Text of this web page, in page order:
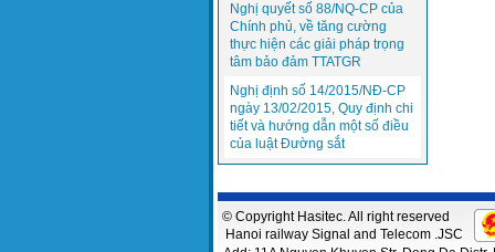
Nghị quyết số 88/NQ-CP của
Chính phủ, về tăng cường
thực hiện các giải pháp trọng
tâm bảo đảm TTATGR
Nghị định số 14/2015/NĐ-CP
ngày 13/02/2015, Quy định chi
tiết và hướng dẫn một số điều
của luật Đường sắt
© Copyright Hasitec. All right reserved
Hanoi railway Signal and Telecom .JSC